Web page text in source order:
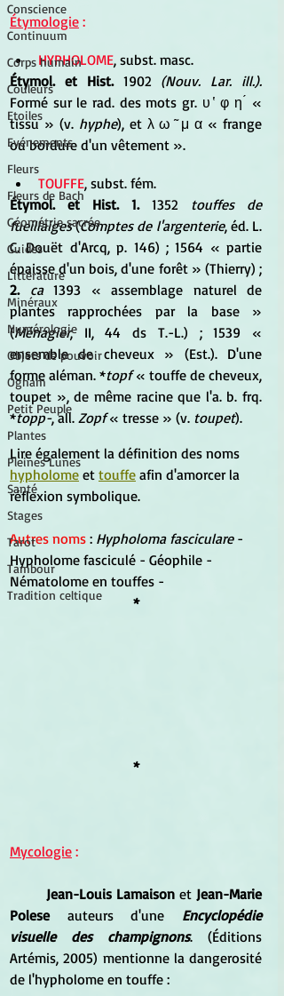
Conscience
Continuum
Corps humain
Couleurs
Etoiles
Evénements
Fleurs
Fleurs de Bach
Géométrie sacrée
Guides
Littérature
Minéraux
Numérologie
Objets de pouvoir
Ogham
Petit Peuple
Plantes
Pleines Lunes
Santé
Stages
Tarot
Tambour
Tradition celtique
Étymologie :
HYPHOLOME, subst. masc.
Étymol. et Hist. 1902
Formé sur le rad. des mots gr. υ ̔ φ η ́ «
tissu » (v. hyphe), et λ ω ̃ μ α « frange
ou bordure d'un vêtement ».
TOUFFE, subst. fém.
Étymol. et Hist. 1. 1352 touffes de
fueillaiges (Comptes de l'argenterie, éd. L.
C. Douët d'Arcq, p. 146) ; 1564 « partie
2. ca 1393 « assemblage naturel de
plantes rapprochées par la base »
(Ménagier, II, 44 ds T.-L.) ; 1539 «
ensemble de cheveux » (Est.). D'une
forme aléman. *topf « touffe de cheveux,
toupet », de même racine que l'a. b. frq.
*topp-, all. Zopf « tresse » (v. toupet).
Lire également la définition des noms
hypholome et touffe afin d'amorcer la
réflexion symbolique.
Autres noms : Hypholoma fasciculare -
Hypholome fasciculé - Géophile -
Nématolome en touffes -
*
*
Mycologie :
Jean-Louis Lamaison et Jean-Marie
Polese auteurs d'une Encyclopédie
visuelle des champignons. (Éditions
Artémis, 2005) mentionne la dangerosité
de l'hypholome en touffe :